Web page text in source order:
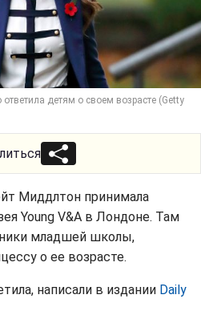
детям о своем возрасте (Getty
Миддлтон принимала
Young V&A в Лондоне. Там
младшей школы,
о ее возрасте.
написали в издании Daily